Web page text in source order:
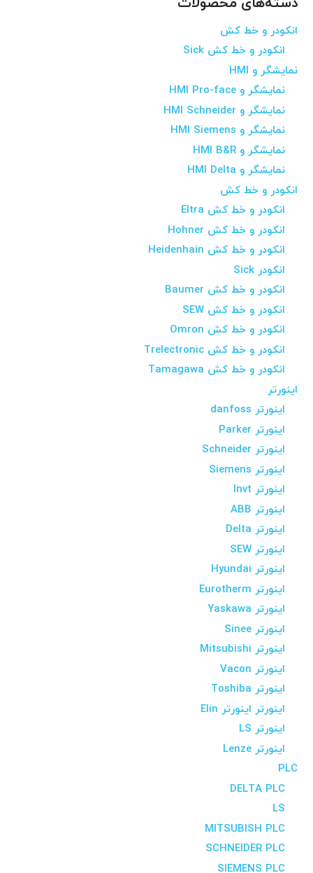
انکودر و خط کش
انکودر و خط کش Sick
نمایشگر و HMI
نمایشگر و HMI Pro-face
نمایشگر و HMI Schneider
نمایشگر و HMI Siemens
نمایشگر و HMI B&R
نمایشگر و HMI Delta
انکودر و خط کش
انکودر و خط کش Eltra
انکودر و خط کش Hohner
انکودر و خط کش Heidenhain
انکودر Sick
انکودر و خط کش Baumer
انکودر و خط کش SEW
انکودر و خط کش Omron
انکودر و خط کش Trelectronic
انکودر و خط کش Tamagawa
اینورتر
اینورتر danfoss
اینورتر Parker
اینورتر Schneider
اینورتر Siemens
اینورتر Invt
اینورتر ABB
اینورتر Delta
اینورتر SEW
اینورتر Hyundai
اینورتر Eurotherm
اینورتر Yaskawa
اینورتر Sinee
اینورتر Mitsubishi
اینورتر Vacon
اینورتر Toshiba
اینورتر اینورتر Elin
اینورتر LS
اینورتر Lenze
PLC
DELTA PLC
LS
MITSUBISH PLC
SCHNEIDER PLC
SIEMENS PLC